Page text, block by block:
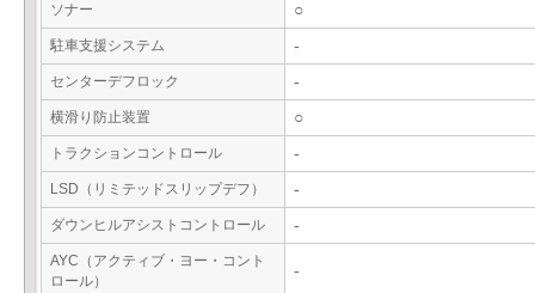
ソナー ○
駐車支援システム -
センターデフロック -
横滑り防止装置 ○
トラクションコントロール -
LSD（リミテッドスリップデフ） -
ダウンヒルアシストコントロール -
AYC（アクティブ・ヨー・コント
ロール）
-